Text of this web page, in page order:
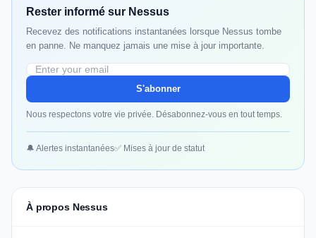
Rester informé sur Nessus
Recevez des notifications instantanées lorsque Nessus tombe
en panne. Ne manquez jamais une mise à jour importante.
S'abonner
Nous respectons votre vie privée. Désabonnez-vous en tout temps.
🔔 Alertes instantanées✅ Mises à jour de statut
À propos Nessus